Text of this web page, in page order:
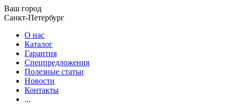
Ваш город
Санкт-Петербург
О нас
Каталог
Гарантия
Спецпредложения
Полезные статьи
Новости
Контакты
...